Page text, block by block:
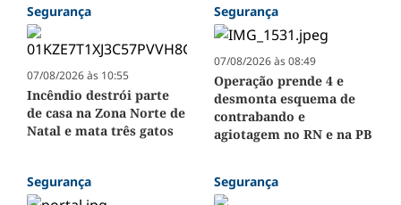
Segurança
07/08/2026 às 10:55
Incêndio destrói parte
de casa na Zona Norte de
Natal e mata três gatos
Segurança
07/08/2026 às 08:49
Operação prende 4 e
desmonta esquema de
contrabando e
agiotagem no RN e na PB
Segurança Segurança